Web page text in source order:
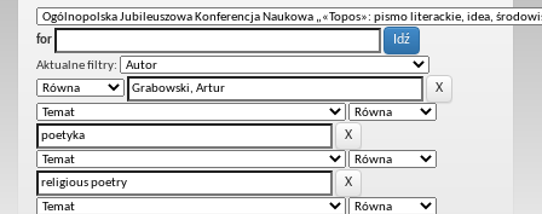
for
Aktualne filtry: